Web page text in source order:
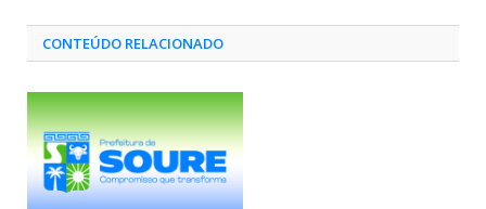
CONTEÚDO RELACIONADO